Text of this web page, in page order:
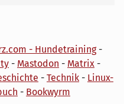
- Hundetraining-
- Mastodon - Matrix -
- Technik - Linux-
- Bookwyrm